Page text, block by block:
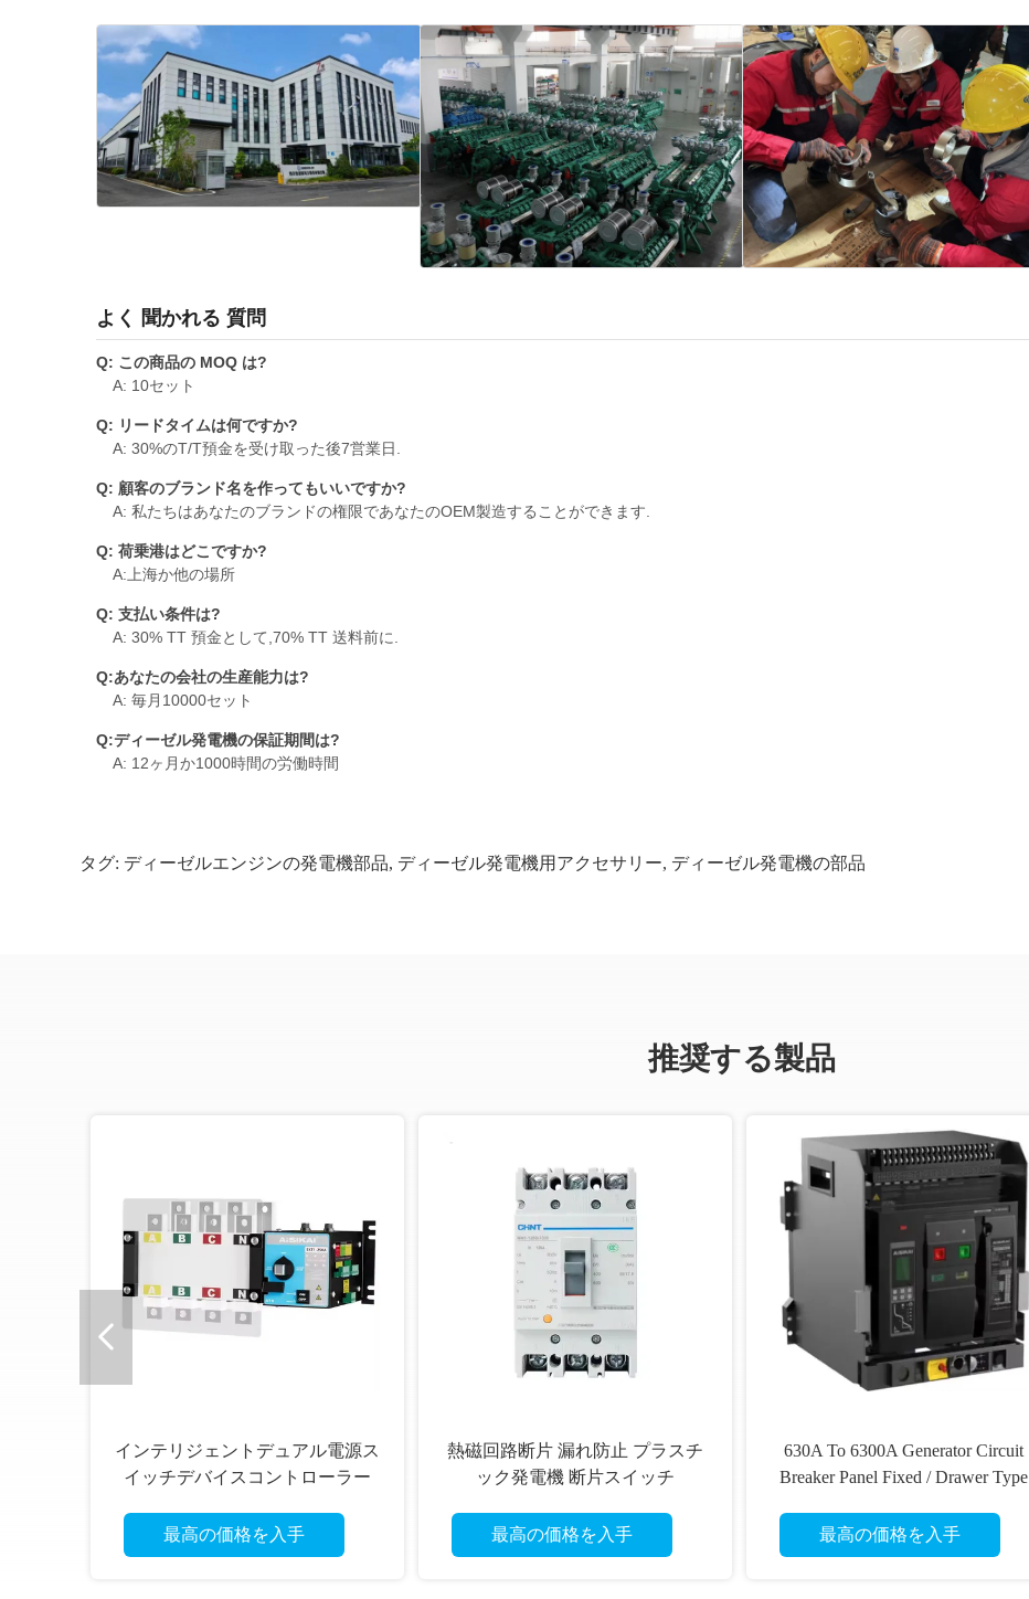
よく 聞かれる 質問
Q: この商品の MOQ は?
A: 10セット
Q: リードタイムは何ですか?
A: 30%のT/T預金を受け取った後7営業日.
Q: 顧客のブランド名を作ってもいいですか?
A: 私たちはあなたのブランドの権限であなたのOEM製造することができます.
Q: 荷乗港はどこですか?
A:上海か他の場所
Q: 支払い条件は?
A: 30% TT 預金として,70% TT 送料前に.
Q:あなたの会社の生産能力は?
A: 毎月10000セット
Q:ディーゼル発電機の保証期間は?
A: 12ヶ月か1000時間の労働時間
タグ: ディーゼルエンジンの発電機部品, ディーゼル発電機用アクセサリー, ディーゼル発電機の部品
推奨する製品
インテリジェントデュアル電源ス
イッチデバイスコントローラー
最高の価格を入手
熱磁回路断片 漏れ防止 プラスチ
ック発電機 断片スイッチ
最高の価格を入手
630A To 6300A Generator Circuit
Breaker Panel Fixed / Drawer Type
最高の価格を入手